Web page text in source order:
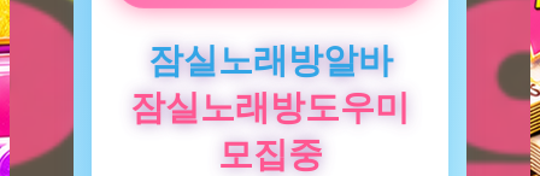
잠실노래방알바
잠실노래방도우미
모집중